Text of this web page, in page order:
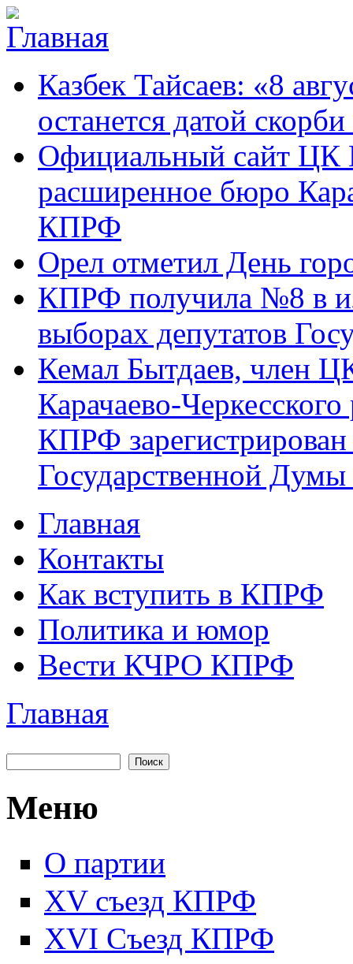
Перейти к основному содержанию
Черкесское
республиканское
отделение
Коммунистической
партии Российской
Федерации
аргументы,
факты Казбек Тайсаев: «8
останется датой
Официальный сайт ЦК
расширенное бюро
КПРФ
Орел отметил День
КПРФ получила №8 в
выборах депутатов
Кемал Бытдаев, член
Карачаево-
КПРФ
Государственной
Главное меню
Главная
Контакты
Как вступить в КПРФ
Политика и юмор
Вести КЧРО КПРФ
Вы здесь
Главная
Форма поиска
Меню
О партии
XV съезд КПРФ
XVI Съезд КПРФ